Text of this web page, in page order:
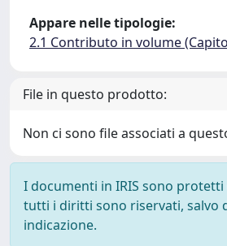
Appare nelle tipologie:
2.1 Contributo in volume
File in questo prodotto:
Non ci sono file associati a
I documenti in IRIS sono
tutti i diritti sono riservati, salvo
indicazione.